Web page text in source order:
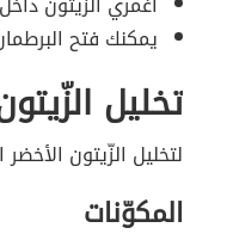
يمكنك فتح
تخليل
لتخليل الزّيتون
المكوّنات